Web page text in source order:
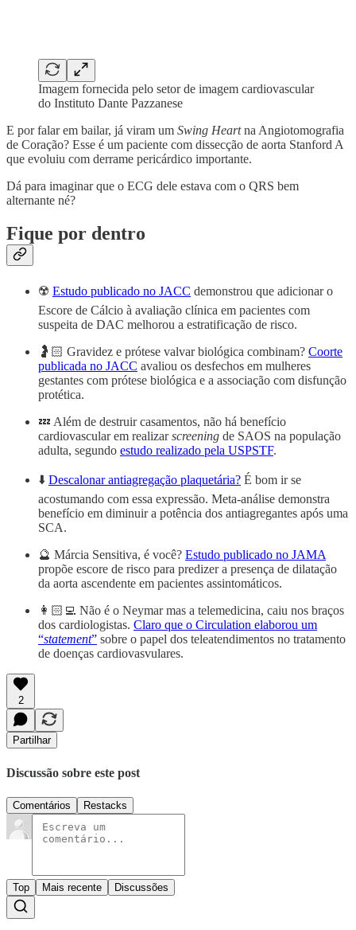
Imagem fornecida pelo setor de imagem cardiovascular
do Instituto Dante Pazzanese
E por falar em bailar, já viram um Swing Heartna Angiotomografia
de Coração? Esse é um paciente com dissecção de aorta Stanford A
que evoluiu com derrame pericárdico importante.
Dá para imaginar que o ECG dele estava com o QRS bem
alternante né?
Fique por dentro
☢️ Estudo publicado no JACC demonstrou que adicionar o
Escore de Cálcio à avaliação clínica em pacientes com
suspeita de DAC melhorou a estratificação de risco.
🤰🏻 Gravidez e prótese valvar biológica combinam? Coorte
publicada no JACC avaliou os desfechos em mulheres
gestantes com prótese biológica e a associação com disfunção
protética.
💤 Além de destruir casamentos, não há benefício
cardiovascular em realizarscreening de SAOS na população
adulta, segundo estudo realizado pela USPSTF.
⬇️ Descalonar antiagregação plaquetária? É bom ir se
acostumando com essa expressão. Meta-análise demonstra
benefício em diminuir a potência dos antiagregantes após uma
SCA.
🔮 Márcia Sensitiva, é você? Estudo publicado no JAMA
propõe escore de risco para predizer a presença de dilatação
da aorta ascendente em pacientes assintomáticos.
👩🏻‍💻 Não é o Neymar mas a telemedicina, caiu nos braços
dos cardiologistas. Claro que o Circulation elaborou um
“statement” sobre o papel dos teleatendimentos no tratamento
de doenças cardiovasvulares.
2
Partilhar
Discussão sobre este post
Comentários Restacks
Top Mais recente Discussões